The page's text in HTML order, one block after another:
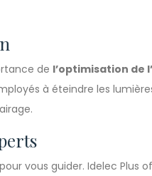
de l’optimisation de
à éteindre les
vous guider. Idelec Plus